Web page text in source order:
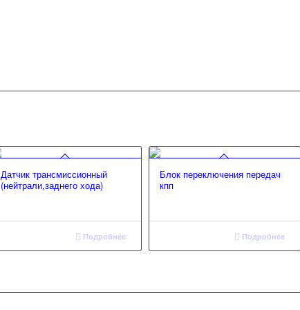
Датчик трансмиссионный
(нейтрали,заднего хода)
Подробнее
Блок переключения передач
кпп
Подробнее